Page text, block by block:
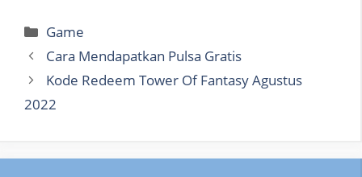
Categories
Game
Cara Mendapatkan Pulsa Gratis
Kode Redeem Tower Of Fantasy Agustus
2022